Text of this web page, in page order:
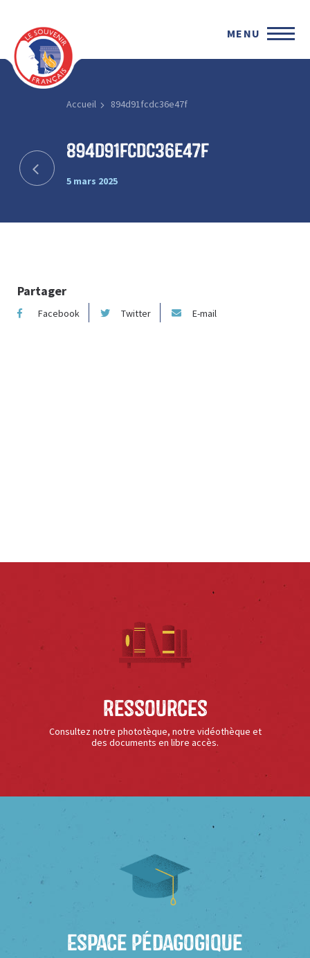
MENU
Accueil 894d91fcdc36e47f
894d91fcdc36e47f
5 mars 2025
Partager
Facebook Twitter E-mail
Ressources
Consultez notre phototèque, notre vidéothèque et
des documents en libre accès.
Espace Pédagogique